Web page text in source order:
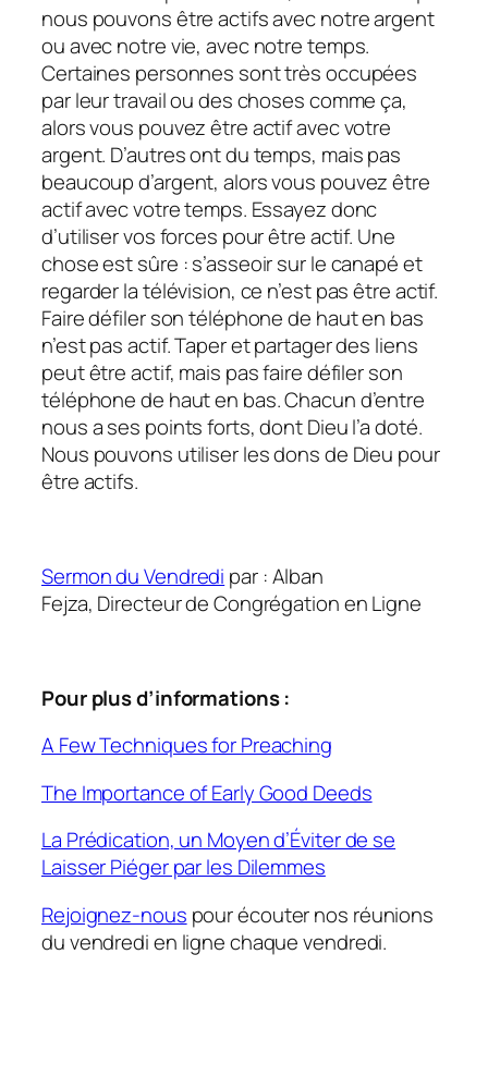
nous pouvons être actifs avec notre argent
ou avec notre vie, avec notre temps.
Certaines personnes sont très occupées
par leur travail ou des choses comme ça,
alors vous pouvez être actif avec votre
argent. D’autres ont du temps, mais pas
beaucoup d’argent, alors vous pouvez être
actif avec votre temps. Essayez donc
d’utiliser vos forces pour être actif. Une
chose est sûre : s’asseoir sur le canapé et
regarder la télévision, ce n’est pas être actif.
Faire défiler son téléphone de haut en bas
n’est pas actif. Taper et partager des liens
peut être actif, mais pas faire défiler son
téléphone de haut en bas. Chacun d’entre
nous a ses points forts, dont Dieu l’a doté.
Nous pouvons utiliser les dons de Dieu pour
être actifs.
Sermon du Vendredi par : Alban
Fejza, Directeur de Congrégation en Ligne
Pour plus d’informations :
A Few Techniques for Preaching
The Importance of Early Good Deeds
La Prédication, un Moyen d’Éviter de se
Laisser Piéger par les Dilemmes
Rejoignez-nous pour écouter nos réunions
du vendredi en ligne chaque vendredi.